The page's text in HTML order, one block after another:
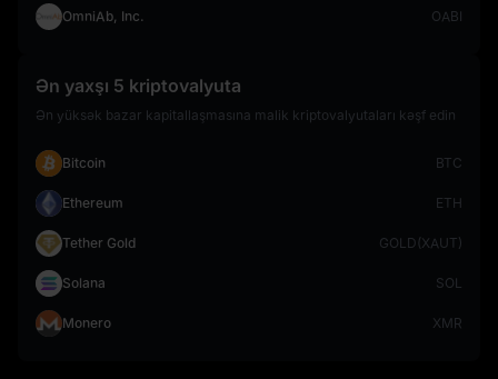
OmniAb, Inc. OABI
Ən yaxşı 5 kriptovalyuta
Ən yüksək bazar kapitallaşmasına malik kriptovalyutaları kəşf edin
Bitcoin BTC
Ethereum ETH
Tether Gold GOLD(XAUT)
Solana SOL
Monero XMR